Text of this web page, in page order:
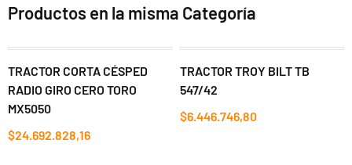
Productos en la misma Categoría
TRACTOR CORTA CÉSPED
RADIO GIRO CERO TORO
MX5050
$24.692.828,16
TRACTOR TROY BILT TB
547/42
$6.446.746,80